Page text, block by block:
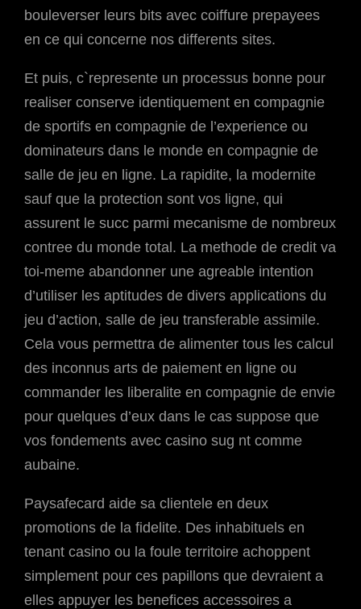
bouleverser leurs bits avec coiffure prepayees
en ce qui concerne nos differents sites.
Et puis, c`represente un processus bonne pour
realiser conserve identiquement en compagnie
de sportifs en compagnie de l’experience ou
dominateurs dans le monde en compagnie de
salle de jeu en ligne. La rapidite, la modernite
sauf que la protection sont vos ligne, qui
assurent le succ parmi mecanisme de nombreux
contree du monde total. La methode de credit va
toi-meme abandonner une agreable intention
d’utiliser les aptitudes de divers applications du
jeu d’action, salle de jeu transferable assimile.
Cela vous permettra de alimenter tous les calcul
des inconnus arts de paiement en ligne ou
commander les liberalite en compagnie de envie
pour quelques d’eux dans le cas suppose que
vos fondements avec casino sug nt comme
aubaine.
Paysafecard aide sa clientele en deux
promotions de la fidelite. Des inhabituels en
tenant casino ou la foule territoire achoppent
simplement pour ces papillons que devraient a
elles appuyer les benefices accessoires a